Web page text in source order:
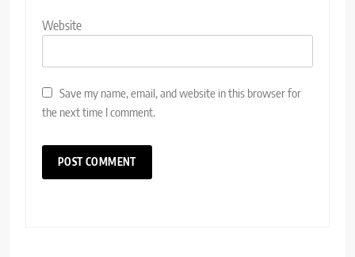
Website
Save my name, email, and website in this browser for
the next time I comment.